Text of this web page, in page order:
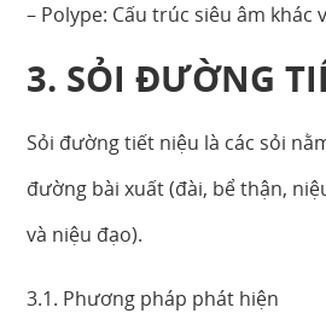
– Polype: Cấu trúc siêu âm khác
3. SỎI ĐƯỜNG
Sỏi đường tiết niệu là các sỏi
đường bài xuất (đài, bể thận,
và niệu đạo).
3.1. Phương pháp phát hiện